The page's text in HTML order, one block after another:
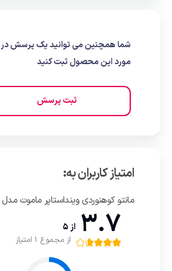
شما همچنین می توانید یک پرسش در
مورد این محصول ثبت کنید
ثبت پرسش
امتیاز کاربران به:
مانتو کوهنوردی وینداستاپر ماموت مدل Purple
3.7 از 5
از مجموع 1 امتیاز